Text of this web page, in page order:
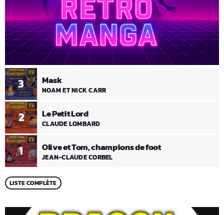
1 Olive et Tom, champions de foot
JEAN-CLAUDE CORBEL
2 Le Petit Lord
CLAUDE LOMBARD
3 Mask
NOAM ET NICK CARR
LISTE COMPLÈTE